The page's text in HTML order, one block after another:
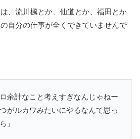
、流川楓とか、仙道とか、福田とか
自分の仕事が全くできていませんで
余計なこと考えすぎなんじゃねー
がルカワみたいにやるなんて思っ
」